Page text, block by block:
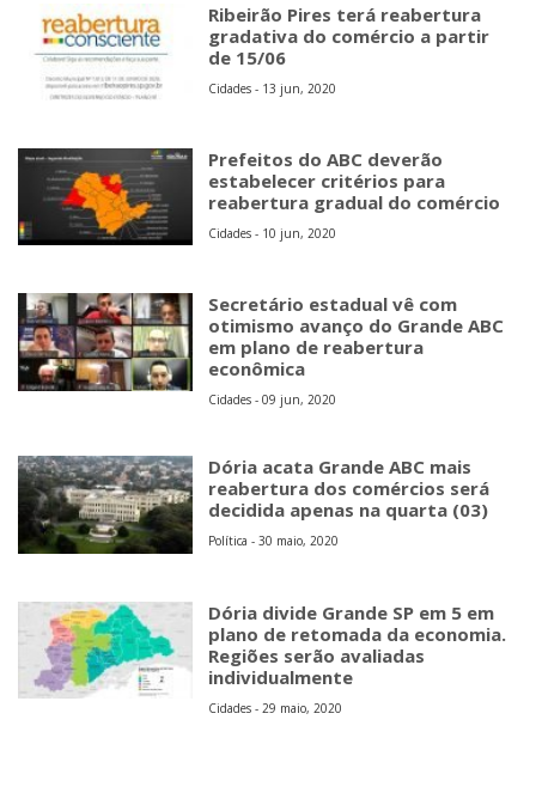
Ribeirão Pires terá reabertura
gradativa do comércio a partir
de 15/06
Cidades - 13 jun, 2020
Prefeitos do ABC deverão
estabelecer critérios para
reabertura gradual do comércio
Cidades - 10 jun, 2020
Secretário estadual vê com
otimismo avanço do Grande ABC
em plano de reabertura
econômica
Cidades - 09 jun, 2020
Dória acata Grande ABC mais
reabertura dos comércios será
decidida apenas na quarta (03)
Política - 30 maio, 2020
Dória divide Grande SP em 5 em
plano de retomada da economia.
Regiões serão avaliadas
individualmente
Cidades - 29 maio, 2020